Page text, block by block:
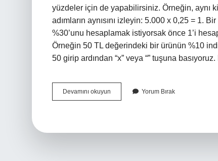
yüzdeler için de yapabilirsiniz. Örneğin, aynı
adımların aynısını izleyin: 5.000 x 0,25 = 1.
%30’unu hesaplamak istiyorsak önce 1’i
Örneğin 50 TL değerindeki bir ürünün %10
50 girip ardından “x” veya “” tuşuna
Devamını okuyun
Hesaplama
Yorum Bırak